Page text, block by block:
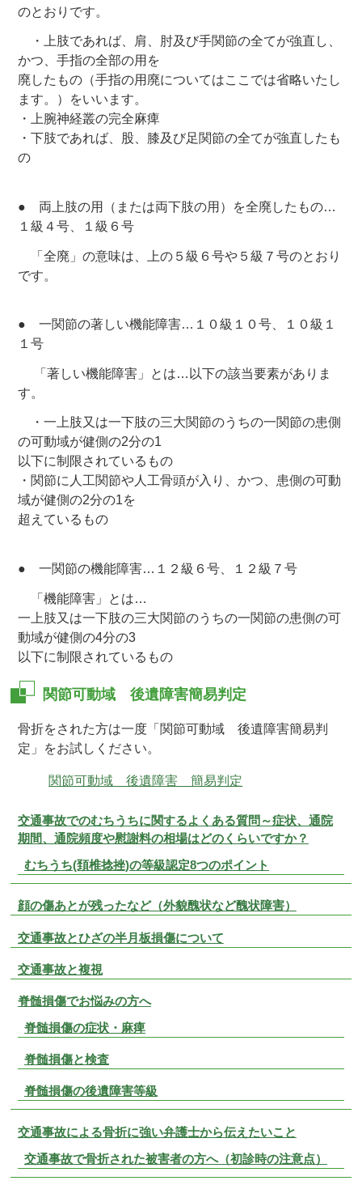
のとおりです。
・上肢であれば、肩、肘及び手関節の全てが強直し、
かつ、手指の全部の用を
廃したもの（手指の用廃についてはここでは省略いたし
ます。）をいいます。
・上腕神経叢の完全麻痺
・下肢であれば、股、膝及び足関節の全てが強直したも
の
● 両上肢の用（または両下肢の用）を全廃したもの…
１級４号、１級６号
「全廃」の意味は、上の５級６号や５級７号のとおり
です。
● 一関節の著しい機能障害…１０級１０号、１０級１
１号
「著しい機能障害」とは…以下の該当要素がありま
す。
・一上肢又は一下肢の三大関節のうちの一関節の患側
の可動域が健側の2分の1
以下に制限されているもの
・関節に人工関節や人工骨頭が入り、かつ、患側の可動
域が健側の2分の1を
超えているもの
● 一関節の機能障害…１２級６号、１２級７号
「機能障害」とは…
一上肢又は一下肢の三大関節のうちの一関節の患側の可
動域が健側の4分の3
以下に制限されているもの
関節可動域 後遺障害簡易判定
骨折をされた方は一度「関節可動域 後遺障害簡易判
定」をお試しください。
関節可動域 後遺障害 簡易判定
交通事故でのむちうちに関するよくある質問～症状、通院
期間、通院頻度や慰謝料の相場はどのくらいですか？
むちうち(頚椎捻挫)の等級認定8つのポイント
顔の傷あとが残ったなど（外貌醜状など醜状障害）
交通事故とひざの半月板損傷について
交通事故と複視
脊髄損傷でお悩みの方へ
脊髄損傷の症状・麻痺
脊髄損傷と検査
脊髄損傷の後遺障害等級
交通事故による骨折に強い弁護士から伝えたいこと
交通事故で骨折された被害者の方へ（初診時の注意点）